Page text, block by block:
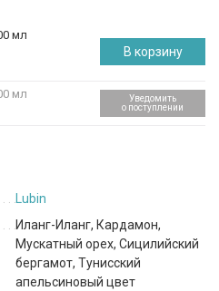
мл
В корзину
мл
Уведомить
о поступлении
Lubin
Иланг-Иланг, Кардамон,
Мускатный орех, Сицилийский
бергамот, Тунисский
апельсиновый цвет